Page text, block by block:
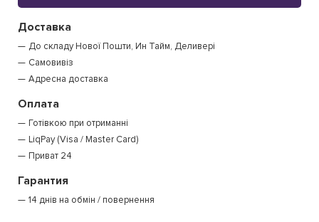
Доставка
До складу Нової Пошти, Ин Тайм, Деливері
Самовивіз
Адресна доставка
Оплата
Готівкою при отриманні
LiqPay (Visa / Master Card)
Приват 24
Гарантия
14 днів на обмін / повернення